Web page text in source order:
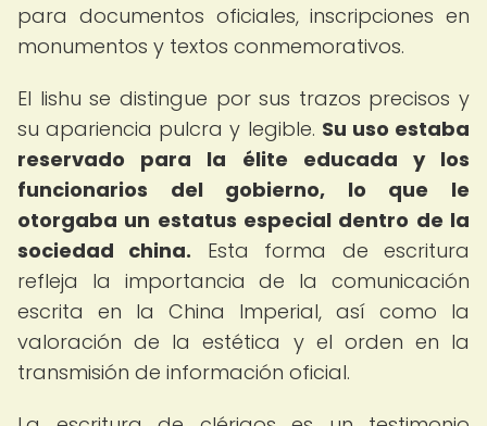
para documentos oficiales, inscripciones en
monumentos y textos conmemorativos.
El lishu se distingue por sus trazos precisos y
su apariencia pulcra y legible. Su uso estaba
reservado para la élite educada y los
funcionarios del gobierno, lo que le
otorgaba un estatus especial dentro de la
sociedad china. Esta forma de escritura
refleja la importancia de la comunicación
escrita en la China Imperial, así como la
valoración de la estética y el orden en la
transmisión de información oficial.